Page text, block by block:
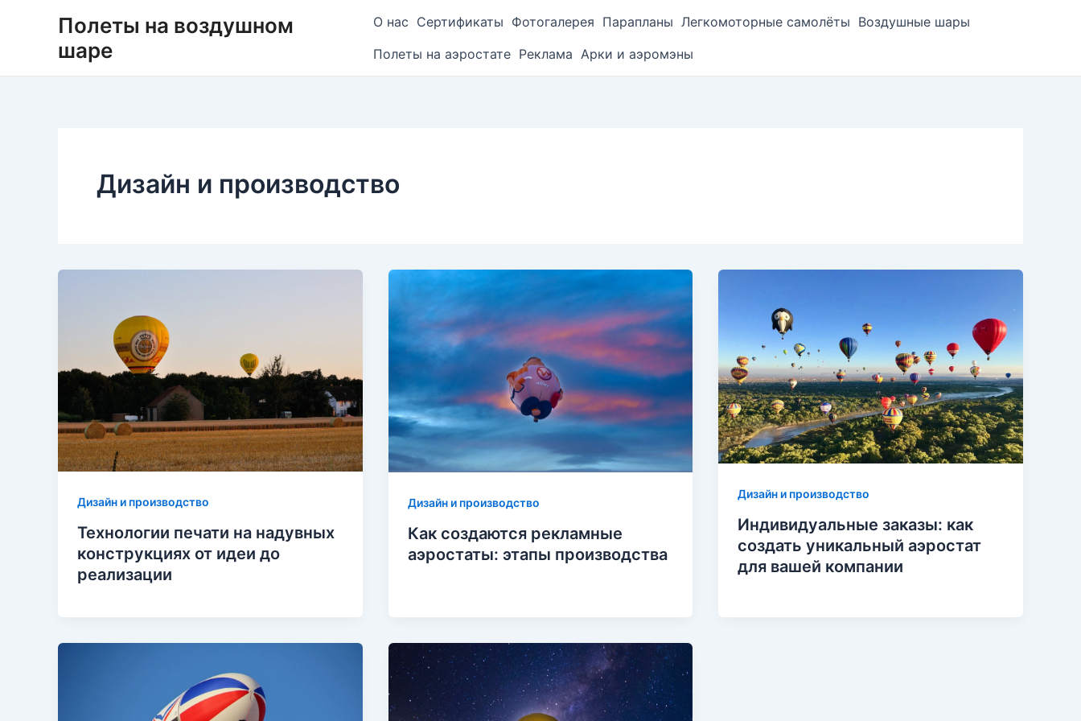
содержимому
Полеты на воздушном
шаре
О нас Сертификаты Фотогалерея Парапланы Легкомоторные самолёты Воздушные шары
Полеты на аэростате Реклама Арки и аэромэны
Дизайн и производство
Дизайн и производство
Технологии печати на надувных
конструкциях от идеи до
реализации
Дизайн и производство
Как создаются рекламные
аэростаты: этапы производства
Дизайн и производство
Индивидуальные заказы: как
создать уникальный аэростат
для вашей компании